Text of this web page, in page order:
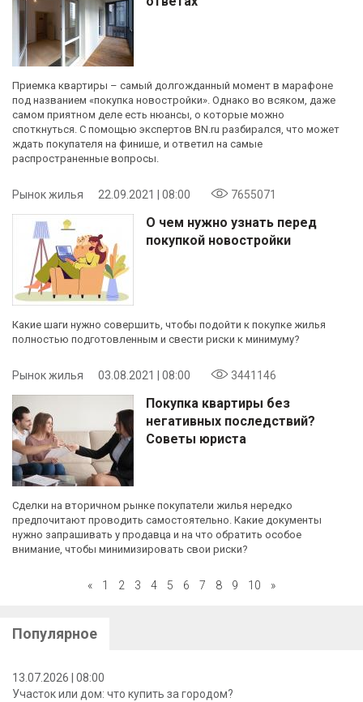
Приемка квартиры – самый долгожданный момент в марафоне
под названием «покупка новостройки». Однако во всяком, даже
самом приятном деле есть нюансы, о которые можно
споткнуться. С помощью экспертов BN.ru разбирался, что может
ждать покупателя на финише, и ответил на самые
распространенные вопросы.
Рынок жилья 22.09.2021 | 08:00 7655071
О чем нужно узнать перед
покупкой новостройки
Какие шаги нужно совершить, чтобы подойти к покупке жилья
полностью подготовленным и свести риски к минимуму?
Рынок жилья 03.08.2021 | 08:00 3441146
Покупка квартиры без
негативных последствий?
Советы юриста
Сделки на вторичном рынке покупатели жилья нередко
предпочитают проводить самостоятельно. Какие документы
нужно запрашивать у продавца и на что обратить особое
внимание, чтобы минимизировать свои риски?
« 1 2 3 4 5 6 7 8 9 10 »
Популярное
13.07.2026 | 08:00
Участок или дом: что купить за городом?